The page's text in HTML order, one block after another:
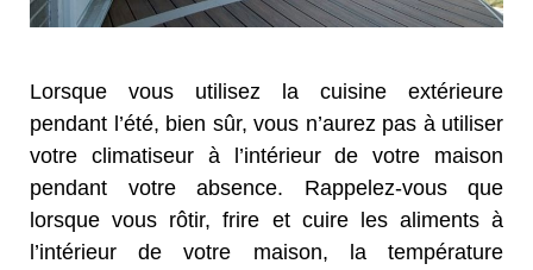
Lorsque vous utilisez la cuisine extérieure
pendant l’été, bien sûr, vous n’aurez pas à utiliser
votre climatiseur à l’intérieur de votre maison
pendant votre absence. Rappelez-vous que
lorsque vous rôtir, frire et cuire les aliments à
l’intérieur de votre maison, la température